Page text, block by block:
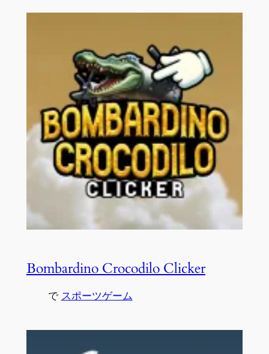
Bombardino Crocodilo Clicker
で スポーツゲーム